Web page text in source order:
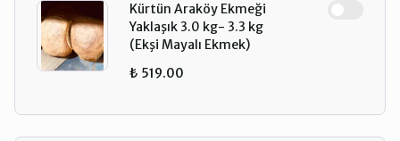
Kürtün Araköy Ekmeği
Yaklaşık 3.0 kg- 3.3 kg
(Ekşi Mayalı Ekmek)
₺ 519.00